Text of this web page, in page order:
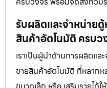
รับผลิตและจำหน่าย
สินค้าอัตโนมัติ ครบว
เราเป็นผู้นำด้านการผลิตแ
ขายสินค้าอัตโนมัติ ที่หลากห